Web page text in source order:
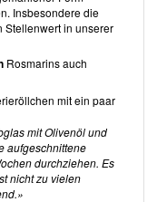
Insbesondere die
Stellenwert in unserer
Rosmarins auch
mit ein paar
mit Olivenöl und
aufgeschnittene
durchziehen. Es
nicht zu vielen